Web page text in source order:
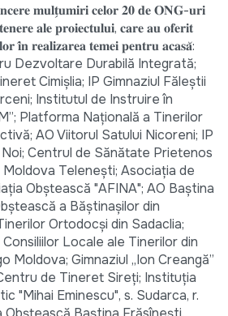
𝐦𝐮𝐥𝐭̗𝐮𝐦𝐢𝐫𝐢 𝐜𝐞𝐥𝐨𝐫 𝟐𝟎 𝐝𝐞 𝐎𝐍𝐆-𝐮𝐫𝐢
𝐚𝐥𝐞 𝐩𝐫𝐨𝐢𝐞𝐜𝐭𝐮𝐥𝐮𝐢, 𝐜𝐚𝐫𝐞 𝐚𝐮 𝐨𝐟𝐞𝐫𝐢𝐭
𝐢̂𝐧 𝐫𝐞𝐚𝐥𝐢𝐳𝐚𝐫𝐞𝐚 𝐭𝐞𝐦𝐞𝐢 𝐩𝐞𝐧𝐭𝐫𝐮 𝐚𝐜𝐚𝐬𝐚̆:
Dezvoltare Durabilă Integrată;
Cimișlia; IP Gimnaziul Făleștii
Institutul de Instruire în
Platforma Națională a Tinerilor
AO Viitorul Satului Nicoreni; IP
Centrul de Sănătate Prietenos
Moldova Telenești; Asociația de
Obștească "AFINA"; AO Baștina
a Băștinașilor din
Ortodocși din Sadaclia;
Locale ale Tinerilor din
Moldova; Gimnaziul „Ion Creangă”
de Tineret Sireți; Instituția
"Mihai Eminescu", s. Sudarca, r.